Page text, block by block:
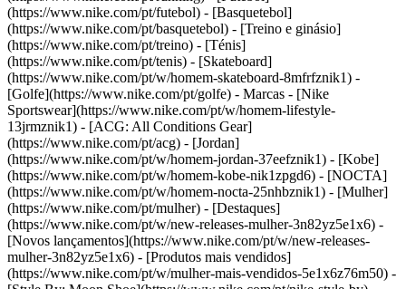
(https://www.nike.com/pt/futebol) - [Basquetebol]
(https://www.nike.com/pt/basquetebol) - [Treino e ginásio]
(https://www.nike.com/pt/treino) - [Ténis]
(https://www.nike.com/pt/tenis) - [Skateboard]
(https://www.nike.com/pt/w/homem-skateboard-8mfrfznik1) -
[Golfe](https://www.nike.com/pt/golfe) - Marcas - [Nike
Sportswear](https://www.nike.com/pt/w/homem-lifestyle-
13jrmznik1) - [ACG: All Conditions Gear]
(https://www.nike.com/pt/acg) - [Jordan]
(https://www.nike.com/pt/w/homem-jordan-37eefznik1) - [Kobe]
(https://www.nike.com/pt/w/homem-kobe-nik1zpgd6) - [NOCTA]
(https://www.nike.com/pt/w/homem-nocta-25nhbznik1) - [Mulher]
(https://www.nike.com/pt/mulher) - [Destaques]
(https://www.nike.com/pt/w/new-releases-mulher-3n82yz5e1x6) -
[Novos lançamentos](https://www.nike.com/pt/w/new-releases-
mulher-3n82yz5e1x6) - [Produtos mais vendidos]
(https://www.nike.com/pt/w/mulher-mais-vendidos-5e1x6z76m50) -